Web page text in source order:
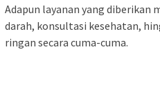
Adapun layanan yang diberikan
darah, konsultasi kesehatan,
ringan secara cuma-cuma.